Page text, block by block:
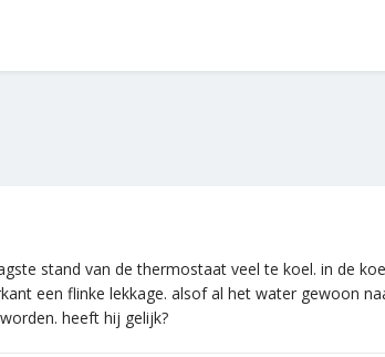
stand van de thermostaat veel te koel. in de
een flinke lekkage. alsof al het water gewoon
heeft hij gelijk?